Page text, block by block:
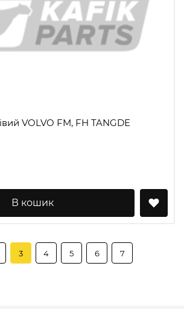
VOLVO FM, FH TANGDE
В кошик
3 4 5 6 7